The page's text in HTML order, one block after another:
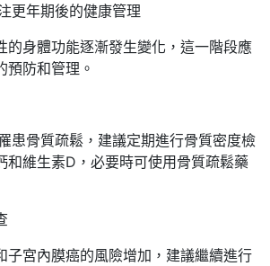
更年期後的健康管理
的身體功能逐漸發生變化，這一階段應
預防和管理。
患骨質疏鬆，建議定期進行骨質密度檢
和維生素D，必要時可使用骨質疏鬆藥
子宮內膜癌的風險增加，建議繼續進行